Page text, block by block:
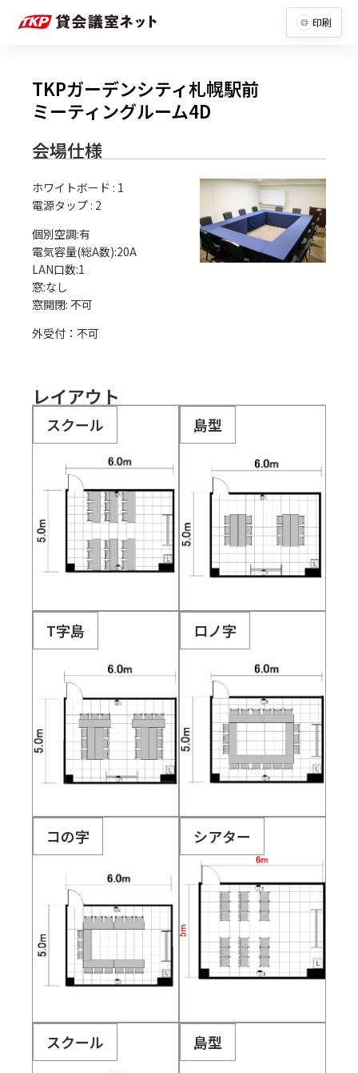
印刷
TKPガーデンシティ札幌駅前
ミーティングルーム4D
会場仕様
ホワイトボード : 1
電源タップ : 2
個別空調:有
電気容量(総A数):20A
LAN口数:1
窓:なし
外受付：不可
レイアウト
スクール 島型
T字島 ロノ字
コの字 シアター
スクール 島型